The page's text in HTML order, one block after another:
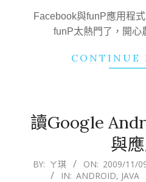
09Facebook與funP應用程
funP太熱門了，開心
CONTINUE
讀Google
與
2009-
BY: ㄚ琪 ON: 2009/11/
IN: ANDROID, JAVA